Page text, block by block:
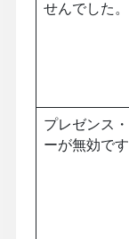
せんでした。
プレゼンス
ーが無効です